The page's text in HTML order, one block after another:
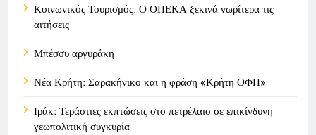
Κοινωνικός Τουρισμός: Ο ΟΠΕΚΑ ξεκινά νωρίτερα τις
αιτήσεις
Μπέσσυ αργυράκη
Νέα Κρήτη: Σαρακήνικο και η φράση «Κρήτη ΟΦΗ»
Ιράκ: Τεράστιες εκπτώσεις στο πετρέλαιο σε επικίνδυνη
γεωπολιτική συγκυρία